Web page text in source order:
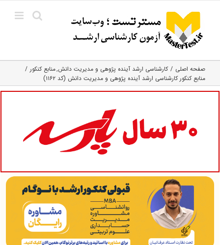
content
صفحه اصلی کارشناسی ارشد آینده‌ پژوهی و مدیریت دانش منابع کنکور
منابع کنکور کارشناسی ارشد آینده پژوهی و مدیریت دانش (کد ۱۱۶۲)